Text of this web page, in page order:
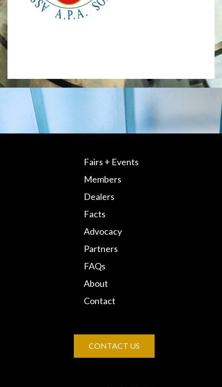
Fairs + Events
Members
Dealers
Facts
Advocacy
Partners
FAQs
About
Contact
CONTACT US